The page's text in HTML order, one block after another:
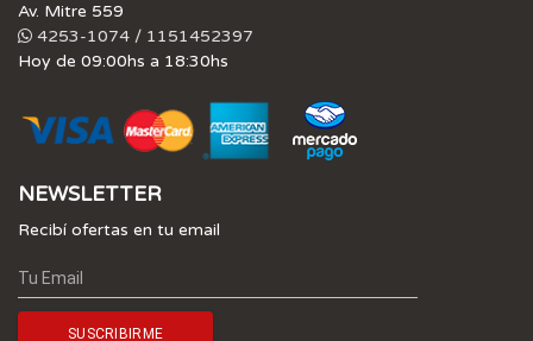
Av. Mitre 559
4253-1074 / 1151452397
Hoy de 09:00hs a 18:30hs
NEWSLETTER
Recibí ofertas en tu email